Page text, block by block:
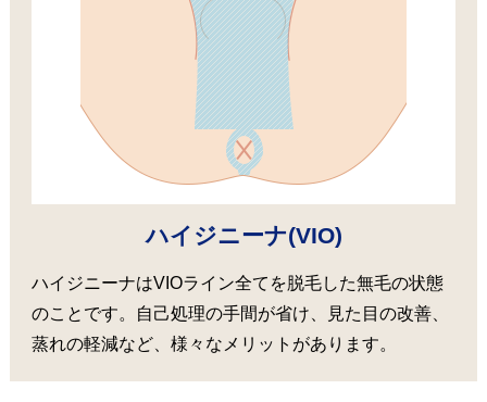
ハイジニーナ(VIO)
ハイジニーナはVIOライン全てを脱毛した無毛の状態
のことです。自己処理の手間が省け、見た目の改善、
蒸れの軽減など、様々なメリットがあります。